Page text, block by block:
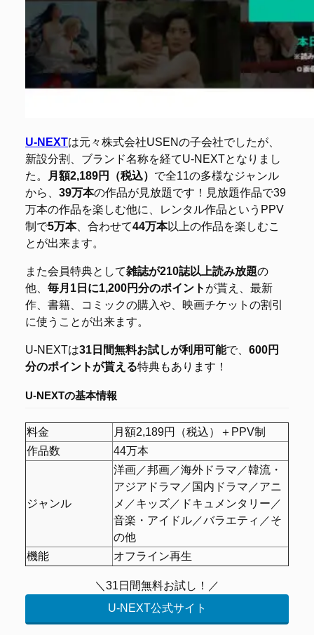
U-NEXTは元々株式会社USENの子会社でしたが、
新設分割、ブランド名称を経てU-NEXTとなりまし
た。
月額2,189円（税込） で全11の多様なジャンル
から、 39万本の作品が見放題です！見放題作品で39
万本の作品を楽しむ他に、レンタル作品というPPV
制で5万本、合わせて44万本以上の作品を楽しむこ
とが出来ます。
また会員特典として雑誌が210誌以上読み放題の
他、 毎月1日に1,200円分のポイント が貰え、最新
作、書籍、コミックの購入や、映画チケットの割引
に使うことが出来ます。
U-NEXTは31日間無料お試しが利用可能で、 600円
分のポイントが貰える特典もあります！
U-NEXTの基本情報
料金
月額2,189円（税込）＋PPV制
作品数
44万本
ジャンル
洋画／邦画／海外ドラマ／韓流・
アジアドラマ／国内ドラマ／アニ
メ／キッズ／ドキュメンタリー／
音楽・アイドル／バラエティ／そ
の他
機能
オフライン再生
＼31日間無料お試し！／
U-NEXT公式サイト